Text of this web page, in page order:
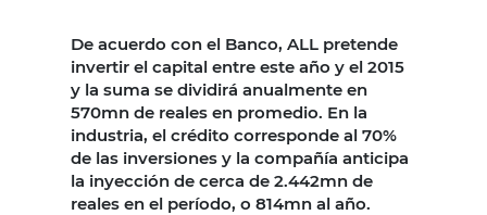
De acuerdo con el Banco, ALL pretende
invertir el capital entre este año y el 2015
y la suma se dividirá anualmente en
570mn de reales en promedio. En la
industria, el crédito corresponde al 70%
de las inversiones y la compañía anticipa
la inyección de cerca de 2.442mn de
reales en el período, o 814mn al año.